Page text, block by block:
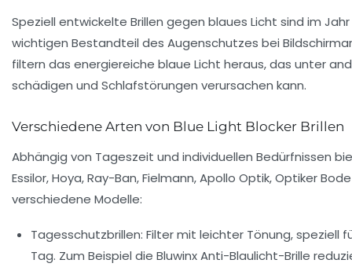
Speziell entwickelte Brillen gegen blaues Licht sind im
wichtigen Bestandteil des Augenschutzes bei
filtern das energiereiche blaue Licht heraus, das unter
schädigen und Schlafstörungen verursachen kann.
Verschiedene Arten von Blue Light Blocker Brillen
Abhängig von Tageszeit und individuellen Bedürfnissen
Essilor, Hoya, Ray-Ban, Fielmann, Apollo Optik, Optiker
verschiedene Modelle:
Tagesschutzbrillen: Filter mit leichter Tönung, speziell
Tag. Zum Beispiel die Bluwinx Anti-Blaulicht-Brille